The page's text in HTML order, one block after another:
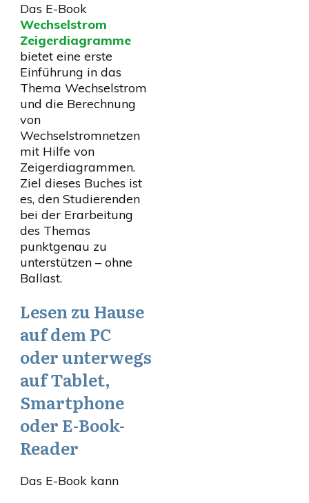
Das E-Book
Wechselstrom
Zeigerdiagramme
bietet eine erste
Einführung in das
Thema Wechselstrom
und die Berechnung
von
Wechselstromnetzen
mit Hilfe von
Zeigerdiagrammen.
Ziel dieses Buches ist
es, den Studierenden
bei der Erarbeitung
des Themas
punktgenau zu
unterstützen – ohne
Ballast.
Lesen zu Hause
auf dem PC
oder unterwegs
auf Tablet,
Smartphone
oder E-Book-
Reader
Das E-Book kann